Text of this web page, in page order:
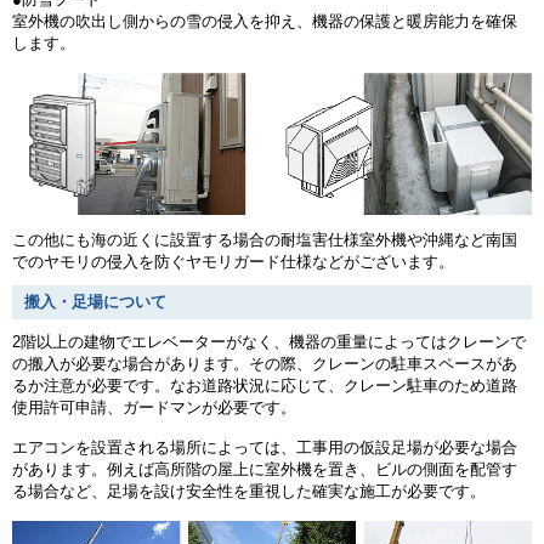
室外機の吹出し側からの雪の侵入を抑え、機器の保護と暖房能力を確保
します。
この他にも海の近くに設置する場合の耐塩害仕様室外機や沖縄など南国
でのヤモリの侵入を防ぐヤモリガード仕様などがございます。
搬入・足場について
2階以上の建物でエレベーターがなく、機器の重量によってはクレーンで
の搬入が必要な場合があります。その際、クレーンの駐車スペースがあ
るか注意が必要です。なお道路状況に応じて、クレーン駐車のため道路
使用許可申請、ガードマンが必要です。
エアコンを設置される場所によっては、工事用の仮設足場が必要な場合
があります。例えば高所階の屋上に室外機を置き、ビルの側面を配管す
る場合など、足場を設け安全性を重視した確実な施工が必要です。